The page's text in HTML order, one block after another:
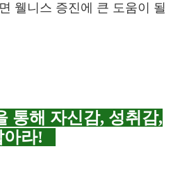
웰니스 증진에 큰 도움이 될
통해 자신감, 성취감,
아라!